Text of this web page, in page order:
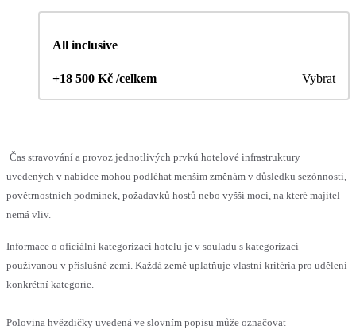
All inclusive
+18 500 Kč /celkem Vybrat
Čas stravování a provoz jednotlivých prvků hotelové infrastruktury
uvedených v nabídce mohou podléhat menším změnám v důsledku sezónnosti,
povětrnostních podmínek, požadavků hostů nebo vyšší moci, na které majitel
nemá vliv.
Informace o oficiální kategorizaci hotelu je v souladu s kategorizací
používanou v příslušné zemi. Každá země uplatňuje vlastní kritéria pro udělení
konkrétní kategorie.
Polovina hvězdičky uvedená ve slovním popisu může označovat